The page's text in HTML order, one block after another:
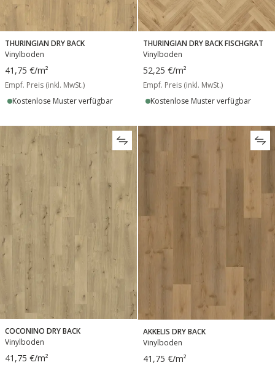
THURINGIAN DRY BACK
Vinylboden
41,75 €/m²
Empf. Preis (inkl. MwSt.)
Kostenlose Muster verfügbar
THURINGIAN DRY BACK FISCHGRAT
Vinylboden
52,25 €/m²
Empf. Preis (inkl. MwSt.)
Kostenlose Muster verfügbar
COCONINO DRY BACK
Vinylboden
41,75 €/m²
AKKELIS DRY BACK
Vinylboden
41,75 €/m²